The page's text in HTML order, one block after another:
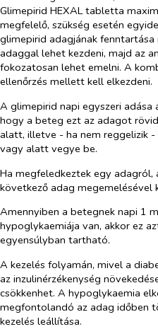
Glimepirid HEXAL tabletta
megfelelő, szükség esetén
glimepirid adagjának
adaggal lehet kezdeni, majd az
fokozatosan lehet emelni. A
ellenőrzés mellett kell elkezdeni.
A glimepirid napi egyszeri
hogy a beteg ezt az adagot
alatt, illetve - ha nem reggelizik
vagy alatt vegye be.
Ha megfeledkeztek egy adagról,
következő adag megemelésével
Amennyiben a betegnek napi 1
hypoglykaemiája van, akkor ez
egyensúlyban tartható.
A kezelés folyamán, mivel a
az inzulinérzékenység
csökkenhet. A hypoglykaemia
megfontolandó az adag időben
kezelés leállítása.